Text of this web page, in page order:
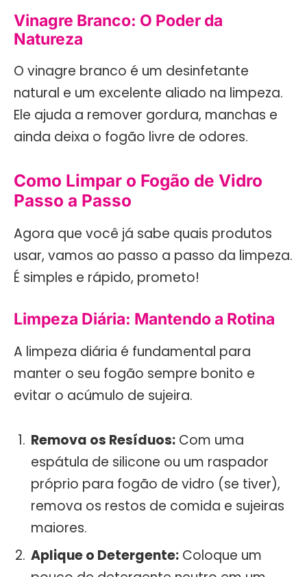
Vinagre Branco: O Poder da
Natureza
O vinagre branco é um desinfetante
natural e um excelente aliado na limpeza.
Ele ajuda a remover gordura, manchas e
ainda deixa o fogão livre de odores.
Como Limpar o Fogão de Vidro
Passo a Passo
Agora que você já sabe quais produtos
usar, vamos ao passo a passo da limpeza.
É simples e rápido, prometo!
Limpeza Diária: Mantendo a Rotina
A limpeza diária é fundamental para
manter o seu fogão sempre bonito e
evitar o acúmulo de sujeira.
Remova os Resíduos: Com uma
espátula de silicone ou um raspador
próprio para fogão de vidro (se tiver),
remova os restos de comida e sujeiras
maiores.
Aplique o Detergente: Coloque um